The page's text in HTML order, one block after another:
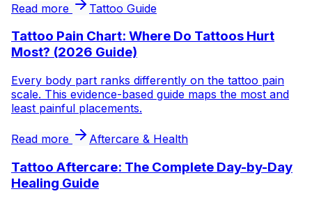
Read more Tattoo Guide
Tattoo Pain Chart: Where Do Tattoos Hurt
Most? (2026 Guide)
Every body part ranks differently on the tattoo pain
scale. This evidence-based guide maps the most and
least painful placements.
Read more Aftercare & Health
Tattoo Aftercare: The Complete Day-by-Day
Healing Guide